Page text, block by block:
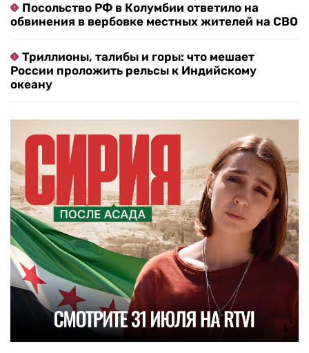
Посольство РФ в Колумбии ответило на
обвинения в вербовке местных жителей на СВО
Триллионы, талибы и горы: что мешает
России проложить рельсы к Индийскому
океану